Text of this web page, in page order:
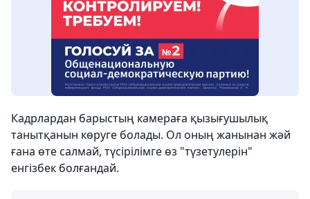
Кадрлардан барыстың камераға қызығушылық
танытқанын көруге болады. Ол оның жанынан жәй
ғана өте салмай, түсірілімге өз "түзетулерін"
енгізбек болғандай.